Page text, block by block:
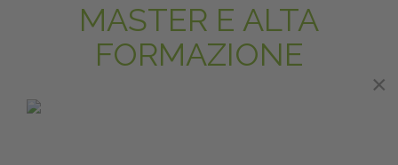
MASTER E ALTA
FORMAZIONE
×
×